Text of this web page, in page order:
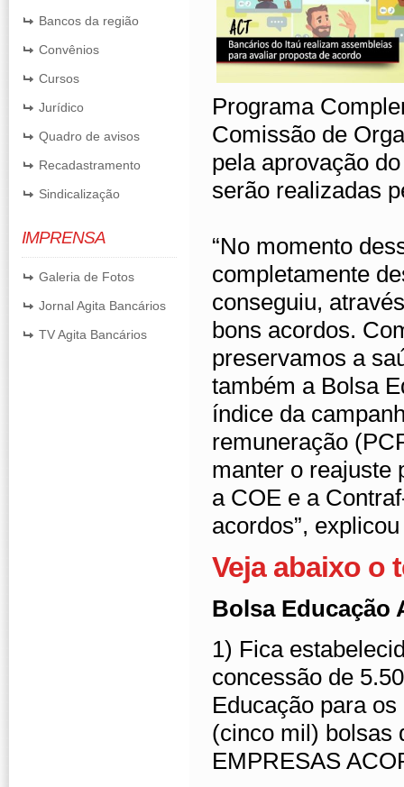
Bancos da região
Convênios
Cursos
Jurídico
Quadro de avisos
Recadastramento
Sindicalização
IMPRENSA
Galeria de Fotos
Jornal Agita Bancários
TV Agita Bancários
Programa
Comissão de
pela aprovação
serão realizadas
“No momento
completamente
conseguiu,
bons acordos.
preservamos a
também a Bolsa
índice da
remuneração
manter o reajuste
a COE e a
acordos”,
Veja abaixo o
Bolsa Educação
1) Fica
concessão de
Educação para
(cinco mil) bolsas
EMPRESAS